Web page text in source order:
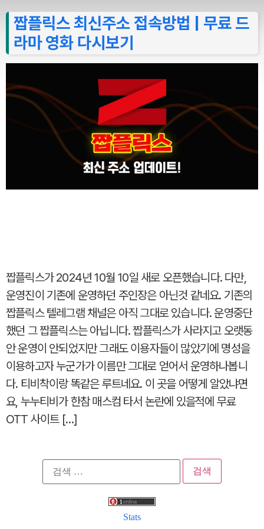
짭플릭스 최신주소 접속방법 | 무료 드
라마 영화 다시보기
짭플릭스가 2024년 10월 10일 새로 오픈했습니다. 다만,
운영진이 기존에 운영하던 주인장은 아닌것 같네요. 기존의
짭플릭스 텔레그램 채널은 아직 그대로 있습니다. 운영중단
했던 그 짭플릭스는 아닙니다. 짭플릭스가 사라지고 오랫동
안 운영이 안되었지만 그래도 이용자들이 많았기에 명성을
이용하고자 누군가가 이름만 그대로 얻어서 운영하나봅니
다. 티비착이랑 똑같은 루트네요. 이 곳을 어떻게 알았냐면
요, 누누티비가 한참 매스컴 타서 논란에 있을적에 무료
OTT 사이트 […]
검
색:
Stats